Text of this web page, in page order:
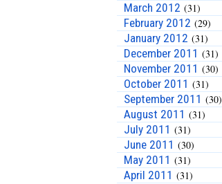
March 2012 (31)
February 2012 (29)
January 2012 (31)
December 2011 (31)
November 2011 (30)
October 2011 (31)
September 2011 (30)
August 2011 (31)
July 2011 (31)
June 2011 (30)
May 2011 (31)
April 2011 (31)